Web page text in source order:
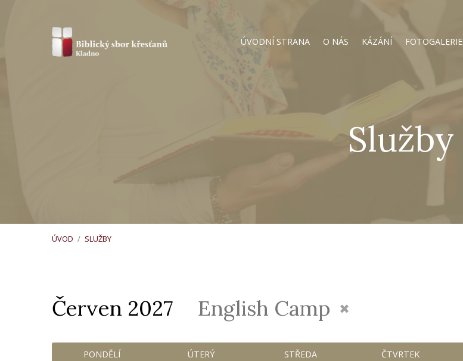
ÚVODNÍ STRANA O NÁS KÁZÁNÍ FOTOGALERIE
Služby
ÚVOD / SLUŽBY
Služby
Červen 2027 English Camp
PONDĚLÍ ÚTERÝ STŘEDA ČTVRTEK